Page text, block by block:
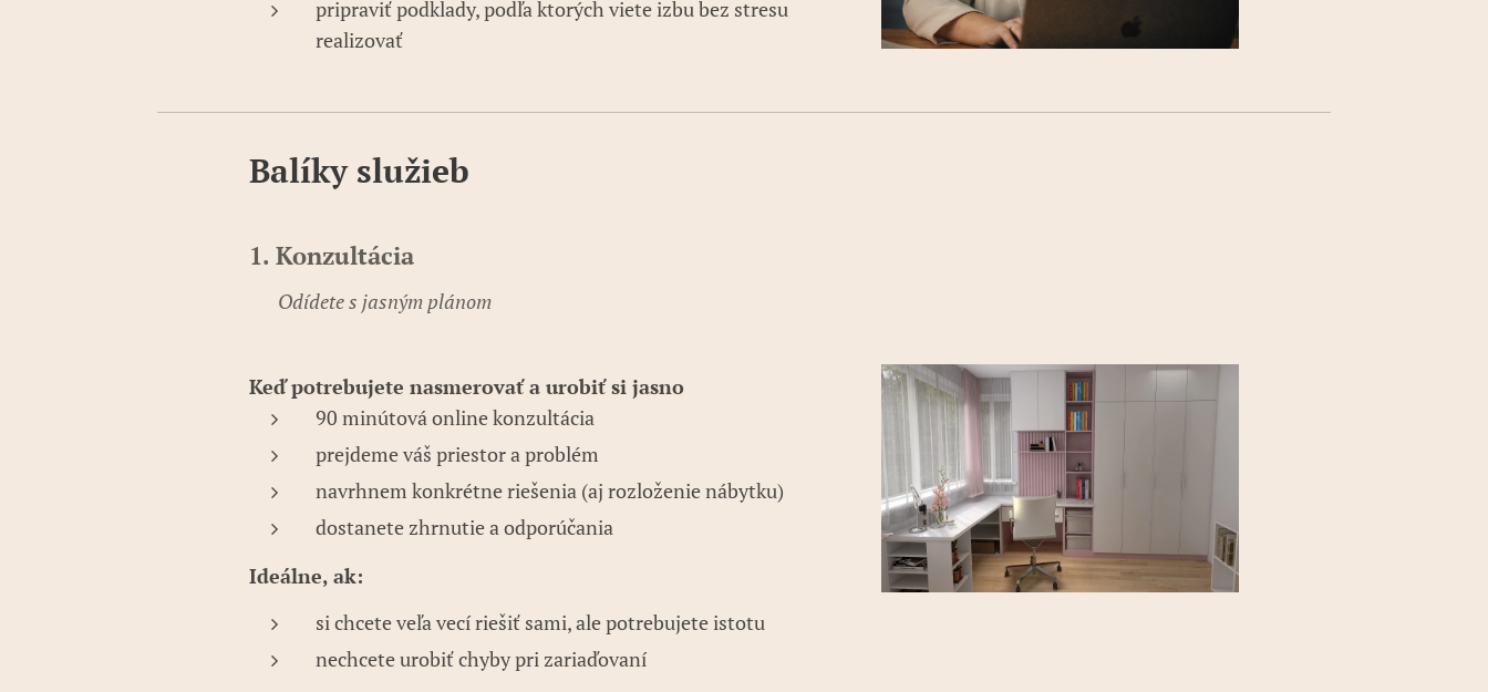
pripraviť podklady, podľa ktorých viete izbu bez stresu
realizovať
Balíky služieb
1. Konzultácia
✨ Odídete s jasným plánom
Keď potrebujete nasmerovať a urobiť si jasno
90 minútová online konzultácia
prejdeme váš priestor a problém
navrhnem konkrétne riešenia (aj rozloženie nábytku)
dostanete zhrnutie a odporúčania
Ideálne, ak:
si chcete veľa vecí riešiť sami, ale potrebujete istotu
nechcete urobiť chyby pri zariaďovaní